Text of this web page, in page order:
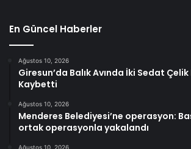
En Güncel Haberler
Ağustos 10, 2026
Giresun’da Balık Avında İki Sedat Çelik
Kaybetti
Ağustos 10, 2026
Menderes Belediyesi’ne operasyon:
ortak operasyonla yakalandı
Ağustos 10, 2026